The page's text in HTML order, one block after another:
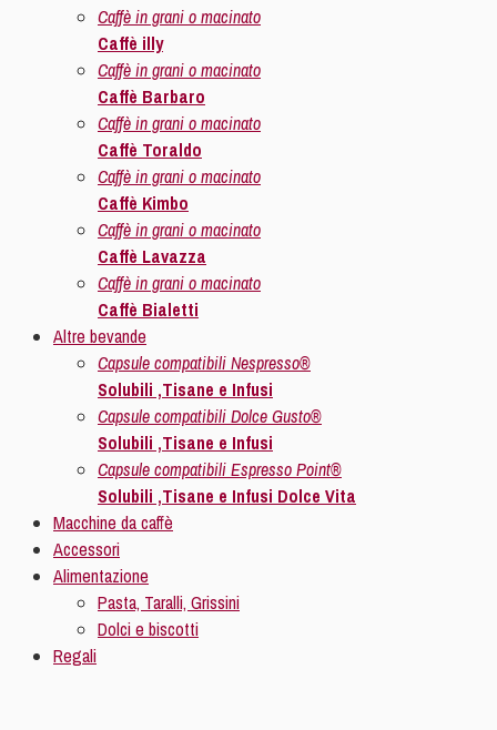
Caffè in grani o macinato
Caffè illy
Caffè in grani o macinato
Caffè Barbaro
Caffè in grani o macinato
Caffè Toraldo
Caffè in grani o macinato
Caffè Kimbo
Caffè in grani o macinato
Caffè Lavazza
Caffè in grani o macinato
Caffè Bialetti
Altre bevande
Capsule compatibili Nespresso®
Solubili ,Tisane e Infusi
Capsule compatibili Dolce Gusto®
Solubili ,Tisane e Infusi
Capsule compatibili Espresso Point®
Solubili ,Tisane e Infusi Dolce Vita
Macchine da caffè
Accessori
Alimentazione
Pasta, Taralli, Grissini
Dolci e biscotti
Regali